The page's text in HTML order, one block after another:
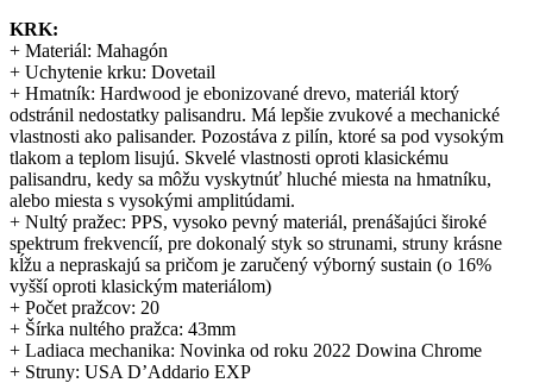
KRK:
+ Materiál: Mahagón
+ Uchytenie krku: Dovetail
+ Hmatník: Hardwood je ebonizované drevo, materiál ktorý
odstránil nedostatky palisandru. Má lepšie zvukové a mechanické
vlastnosti ako palisander. Pozostáva z pilín, ktoré sa pod vysokým
tlakom a teplom lisujú. Skvelé vlastnosti oproti klasickému
palisandru, kedy sa môžu vyskytnúť hluché miesta na hmatníku,
alebo miesta s vysokými amplitúdami.
+ Nultý pražec: PPS, vysoko pevný materiál, prenášajúci široké
spektrum frekvencíí, pre dokonalý styk so strunami, struny krásne
kĺžu a nepraskajú sa pričom je zaručený výborný sustain (o 16%
vyšší oproti klasickým materiálom)
+ Počet pražcov: 20
+ Šírka nultého pražca: 43mm
+ Ladiaca mechanika: Novinka od roku 2022 Dowina Chrome
+ Struny: USA D’Addario EXP